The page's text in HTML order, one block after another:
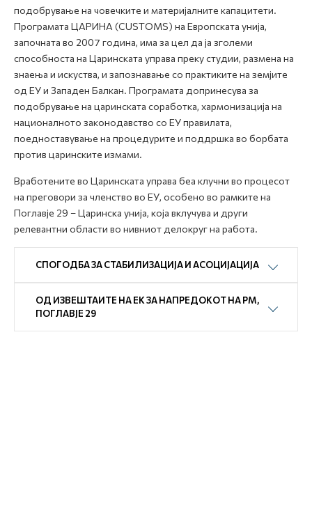
подобрување на човечките и материјалните капацитети.
Програмата ЦАРИНА (CUSTOMS) на Европската унија,
започната во 2007 година, има за цел да ја зголеми
способноста на Царинската управа преку студии, размена на
знаења и искуства, и запознавање со практиките на земјите
од ЕУ и Западен Балкан. Програмата допринесува за
подобрување на царинската соработка, хармонизација на
националното законодавство со ЕУ правилата,
поедноставување на процедурите и поддршка во борбата
против царинските измами.
Вработените во Царинската управа беа клучни во процесот
на преговори за членство во ЕУ, особено во рамките на
Поглавје 29 – Царинска унија, која вклучува и други
релевантни области во нивниот делокруг на работа.
СПОГОДБА ЗА СТАБИЛИЗАЦИЈА И АСОЦИЈАЦИЈА
ОД ИЗВЕШТАИТЕ НА ЕК ЗА НАПРЕДОКОТ НА РМ,
ПОГЛАВЈЕ 29